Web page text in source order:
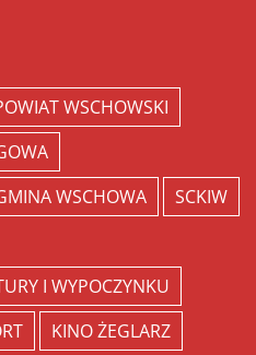
WSCHOWSKI
WSCHOWA
SCKIW
I WYPOCZYNKU
KINO ŻEGLARZ